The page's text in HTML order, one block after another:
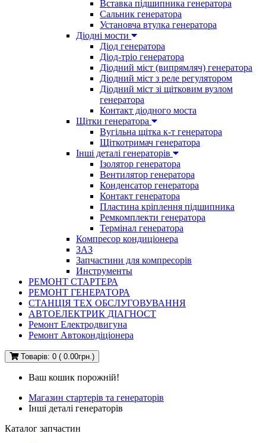
Вставка підшипника генератора
Сальник генератора
Установча втулка генератора
Діодні мости
Діод генератора
Діод-тріо генератора
Діодний міст (випрямляч) генератора
Діодний міст з реле регулятором
Діодний міст зі щітковим вузлом
генератора
Контакт діодного моста
Щітки генератора
Вугільна щітка к-т генератора
Щіткотримач генератора
Інші деталі генераторів
Ізолятор генератора
Вентилятор генератора
Конденсатор генератора
Контакт генератора
Пластина кріплення підшипника
Ремкомплекти генератора
Термінал генератора
Компресор кондиціонера
ЗАЗ
Запчастини для компресорів
Инструменты
РЕМОНТ СТАРТЕРА
РЕМОНТ ГЕНЕРАТОРА
СТАНЦІЯ ТЕХ ОБСЛУГОВУВАННЯ
АВТОЕЛЕКТРИК ДІАГНОСТ
Ремонт Електродвигуна
Ремонт Автокондіціонера
Товарів: 0 ( 0.00грн.)
Ваш кошик порожній!
Магазин стартерів та генераторів
Інші деталі генераторів
Каталог запчастин